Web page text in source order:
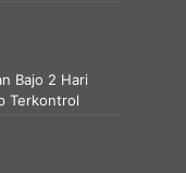
Bajo 2 Hari
Terkontrol